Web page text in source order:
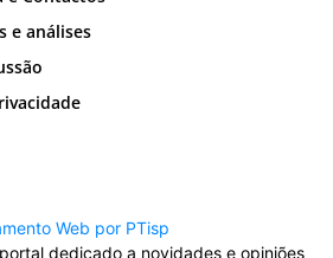
e análises
Web por PTisp
dedicado a novidades e opiniões